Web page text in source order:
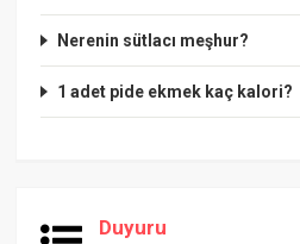
Nerenin sütlacı meşhur?
1 adet pide ekmek kaç kalori?
Duyuru